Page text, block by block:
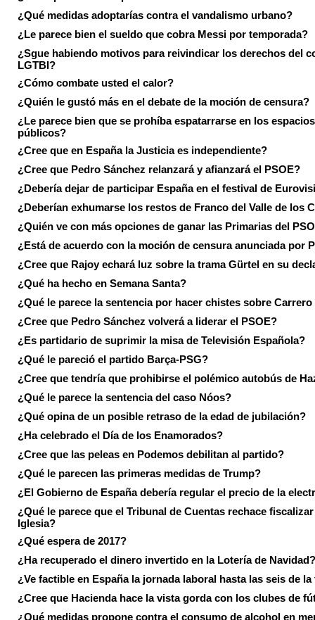
¿Qué medidas adoptarías contra el vandalismo urbano?
¿Le parece bien el sueldo que cobra Messi por temporada?
¿Sgue habiendo motivos para reivindicar los derechos del
LGTBI?
¿Cómo combate usted el calor?
¿Quién le gustó más en el debate de la moción de censura?
¿Le parece bien que se prohíba espatarrarse en los espacios
públicos?
¿Cree que en España la Justicia es independiente?
¿Cree que Pedro Sánchez relanzará y afianzará el PSOE?
¿Debería dejar de participar España en el festival de
¿Deberían exhumarse los restos de Franco del Valle de los
¿Quién ve con más opciones de ganar las Primarias del
¿Está de acuerdo con la moción de censura anunciada por
¿Cree que Rajoy echará luz sobre la trama Gürtel en su
¿Qué ha hecho en Semana Santa?
¿Qué le parece la sentencia por hacer chistes sobre
¿Cree que Pedro Sánchez volverá a liderar el PSOE?
¿Es partidario de suprimir la misa de Televisión Española?
¿Qué le pareció el partido Barça-PSG?
¿Cree que tendría que prohibirse el polémico autobús de
¿Qué le parece la sentencia del caso Nóos?
¿Qué opina de un posible retraso de la edad de jubilación?
¿Ha celebrado el Día de los Enamorados?
¿Cree que las peleas en Podemos debilitan al partido?
¿Qué le parecen las primeras medidas de Trump?
¿El Gobierno de España debería regular el precio de la
¿Qué le parece que el Tribunal de Cuentas rechace fiscalizar
Iglesia?
¿Qué espera de 2017?
¿Ha recuperado el dinero invertido en la Lotería de Navidad?
¿Ve factible en España la jornada laboral hasta las seis de la
¿Cree que Hacienda hace la vista gorda con los clubes de
¿Qué medidas propone contra el consumo de alcohol en